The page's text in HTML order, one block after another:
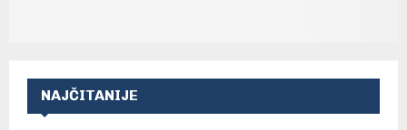
NAJČITANIJE